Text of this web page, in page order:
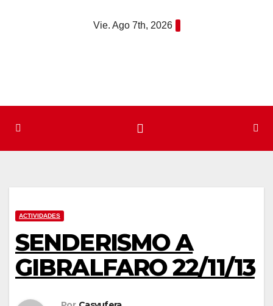
Vie. Ago 7th, 2026
ACTIVIDADES
SENDERISMO A
GIBRALFARO 22/11/13